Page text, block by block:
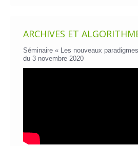
ARCHIVES ET
Séminaire « Les nouveaux
du 3 novembre 2020